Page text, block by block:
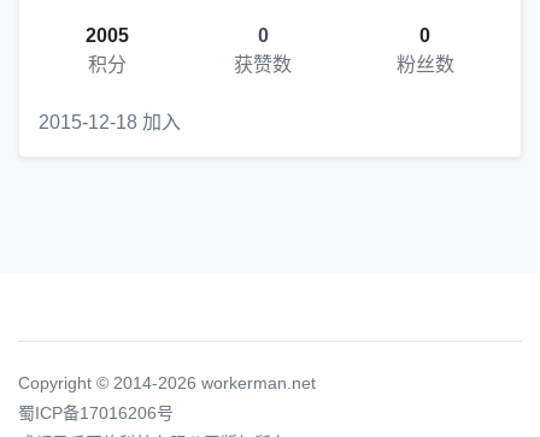
2005
积分
0
获赞数
0
粉丝数
2015-12-18 加入
Copyright © 2014-2026 workerman.net
蜀ICP备17016206号